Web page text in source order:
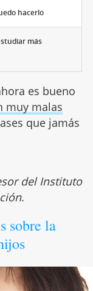
hacerlo
más
es bueno
muy malas
que jamás
del Instituto
.
sobre la